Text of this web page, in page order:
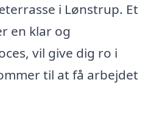
i Lønstrup. Et
en klar og
vil give dig ro i
til at få arbejdet